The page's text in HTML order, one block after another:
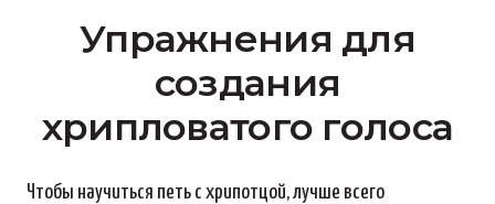
Упражнения для
создания
хрипловатого голоса
Чтобы научиться петь с хрипотцой, лучше всего